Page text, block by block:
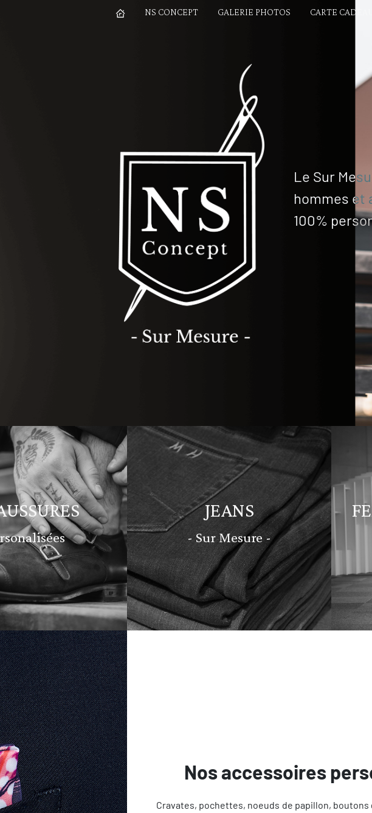
NS CONCEPT GALERIE PHOTOS CARTE CADEAU
Le Sur
hommes et
100%
JEANS
- Sur Mesure -
Nos accessoires
Cravates, pochettes, noeuds de papillon,